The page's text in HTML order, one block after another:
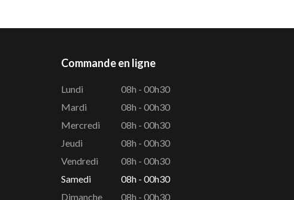
Commande en ligne
Lundi
08h - 00h30
Mardi
08h - 00h30
Mercredi
08h - 00h30
Jeudi
08h - 00h30
Vendredi
08h - 00h30
Samedi
08h - 00h30
Dimanche
08h - 00h30